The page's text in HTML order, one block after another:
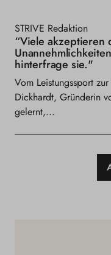
STRIVE Redaktion
“Viele akzeptieren
hinterfrage sie."
Vom Leistungssport
Dickhardt, Gründerin
gelernt,...